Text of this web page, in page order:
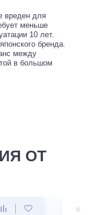
вреден для
меньше
10 лет.
бренда.
между
в большом
ОТ